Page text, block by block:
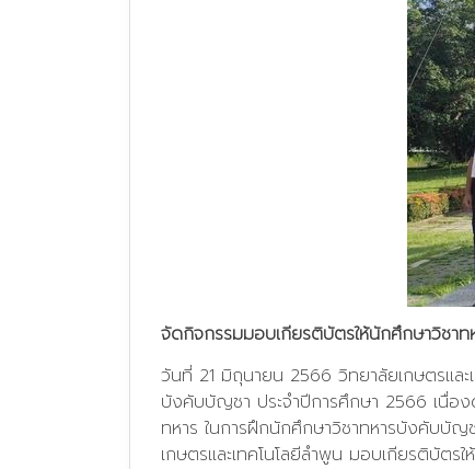
จัดกิจกรรมมอบเกียรติบัตรให้นักศึกษาวิชา
วันที่ 21 มิถุนายน 2566 วิทยาลัยเกษตรแล
บังคับบัญชา ประจำปีการศึกษา 2566 เนื่อ
ทหาร ในการฝึกนักศึกษาวิชาทหารบังคับบั
เกษตรและเทคโนโลยีลำพูน มอบเกียรติบัตร